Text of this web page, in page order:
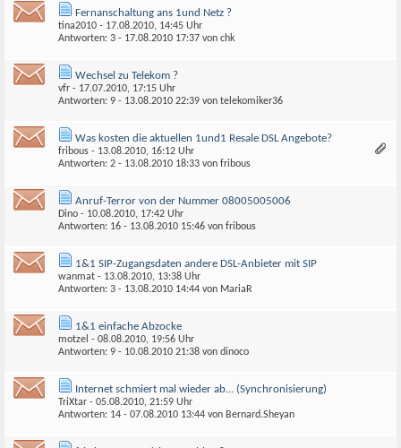
Fernanschaltung ans 1und Netz ?
tina2010 - 17.08.2010, 14:45 Uhr
Antworten: 3 - 17.08.2010 17:37 von chk
Wechsel zu Telekom ?
vfr - 17.07.2010, 17:15 Uhr
Antworten: 9 - 13.08.2010 22:39 von telekomiker36
Was kosten die aktuellen 1und1 Resale DSL Angebote?
fribous - 13.08.2010, 16:12 Uhr
Antworten: 2 - 13.08.2010 18:33 von fribous
Anruf-Terror von der Nummer 08005005006
Dino - 10.08.2010, 17:42 Uhr
Antworten: 16 - 13.08.2010 15:46 von fribous
1&1 SIP-Zugangsdaten andere DSL-Anbieter mit SIP
wanmat - 13.08.2010, 13:38 Uhr
Antworten: 3 - 13.08.2010 14:44 von MariaR
1&1 einfache Abzocke
motzel - 08.08.2010, 19:56 Uhr
Antworten: 9 - 10.08.2010 21:38 von dinoco
Internet schmiert mal wieder ab... (Synchronisierung)
TriXtar - 05.08.2010, 21:59 Uhr
Antworten: 14 - 07.08.2010 13:44 von Bernard.Sheyan